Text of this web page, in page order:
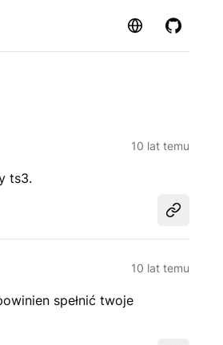
Strona GitHub
10 lat temu
ts3.
Udostępnij
10 lat temu
spełnić twoje